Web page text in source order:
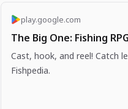
play.google.com
The Big One: Fishing
Cast, hook, and reel! Catch
Fishpedia.